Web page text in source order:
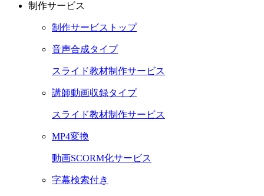
制作サービス
制作サービストップ
音声合成タイプ
スライド教材制作サービス
講師動画収録タイプ
スライド教材制作サービス
MP4変換
動画SCORM化サービス
字幕検索付き